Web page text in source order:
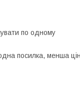
по одному
посилка, менша